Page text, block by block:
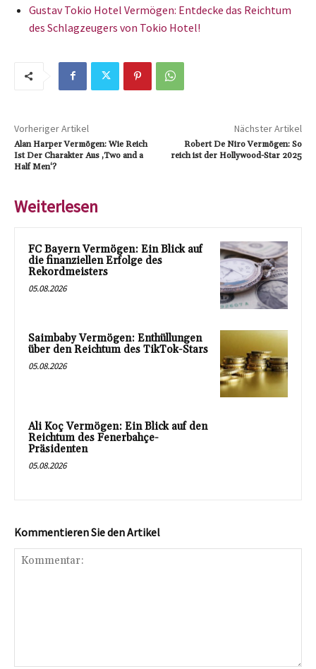
Gustav Tokio Hotel Vermögen: Entdecke das Reichtum
des Schlagzeugers von Tokio Hotel!
Vorheriger Artikel
Alan Harper Vermögen: Wie Reich
Ist Der Charakter Aus ‚Two and a
Half Men‘?
Nächster Artikel
Robert De Niro Vermögen: So
reich ist der Hollywood-Star 2025
Weiterlesen
FC Bayern Vermögen: Ein Blick auf
die finanziellen Erfolge des
Rekordmeisters
05.08.2026
Saimbaby Vermögen: Enthüllungen
über den Reichtum des TikTok-Stars
05.08.2026
Ali Koç Vermögen: Ein Blick auf den
Reichtum des Fenerbahçe-
Präsidenten
05.08.2026
Kommentieren Sie den Artikel